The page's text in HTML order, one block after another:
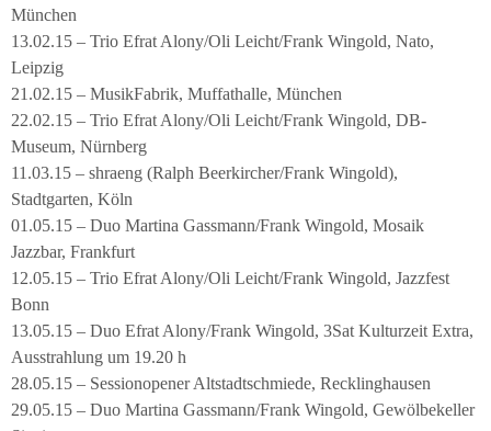
München
13.02.15 – Trio Efrat Alony/Oli Leicht/Frank Wingold, Nato,
Leipzig
21.02.15 – MusikFabrik, Muffathalle, München
22.02.15 – Trio Efrat Alony/Oli Leicht/Frank Wingold, DB-
Museum, Nürnberg
11.03.15 – shraeng (Ralph Beerkircher/Frank Wingold),
Stadtgarten, Köln
01.05.15 – Duo Martina Gassmann/Frank Wingold, Mosaik
Jazzbar, Frankfurt
12.05.15 – Trio Efrat Alony/Oli Leicht/Frank Wingold, Jazzfest
Bonn
13.05.15 – Duo Efrat Alony/Frank Wingold, 3Sat Kulturzeit Extra,
Ausstrahlung um 19.20 h
28.05.15 – Sessionopener Altstadtschmiede, Recklinghausen
29.05.15 – Duo Martina Gassmann/Frank Wingold, Gewölbekeller